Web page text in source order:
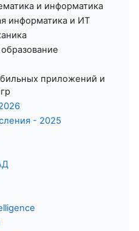
и информатика
информатика и ИТ
приложений и
- 2025